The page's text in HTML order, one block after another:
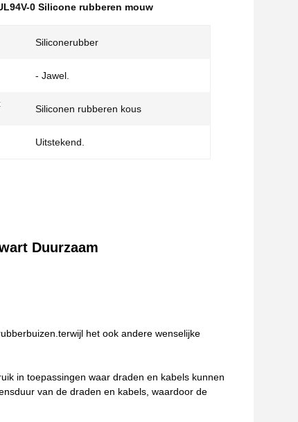
0 Silicone rubberen mouw
Siliconerubber
- Jawel.
Siliconen rubberen kous
Uitstekend.
Duurzaam
het ook andere wenselijke
in toepassingen waar draden en kabels kunnen
van de draden en kabels, waardoor de